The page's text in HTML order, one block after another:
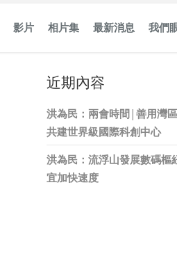
影片 相片集 最新消息 我們
近期內容
洪為民：兩會時間 | 善用灣
共建世界級國際科創中心
洪為民：流浮山發展數碼樞
宜加快速度